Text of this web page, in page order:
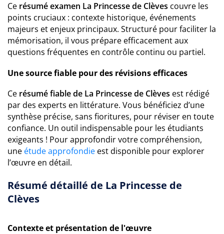
Ce résumé examen La Princesse de Clèves couvre les
points cruciaux : contexte historique, événements
majeurs et enjeux principaux. Structuré pour faciliter la
mémorisation, il vous prépare efficacement aux
questions fréquentes en contrôle continu ou partiel.
Une source fiable pour des révisions efficaces
Ce résumé fiable de La Princesse de Clèves est rédigé
par des experts en littérature. Vous bénéficiez d’une
synthèse précise, sans fioritures, pour réviser en toute
confiance. Un outil indispensable pour les étudiants
exigeants ! Pour approfondir votre compréhension,
une étude approfondie est disponible pour explorer
l’œuvre en détail.
Résumé détaillé de La Princesse de
Clèves
Contexte et présentation de l'œuvre